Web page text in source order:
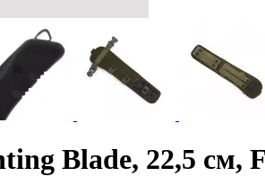
Blade, 22,5 см,